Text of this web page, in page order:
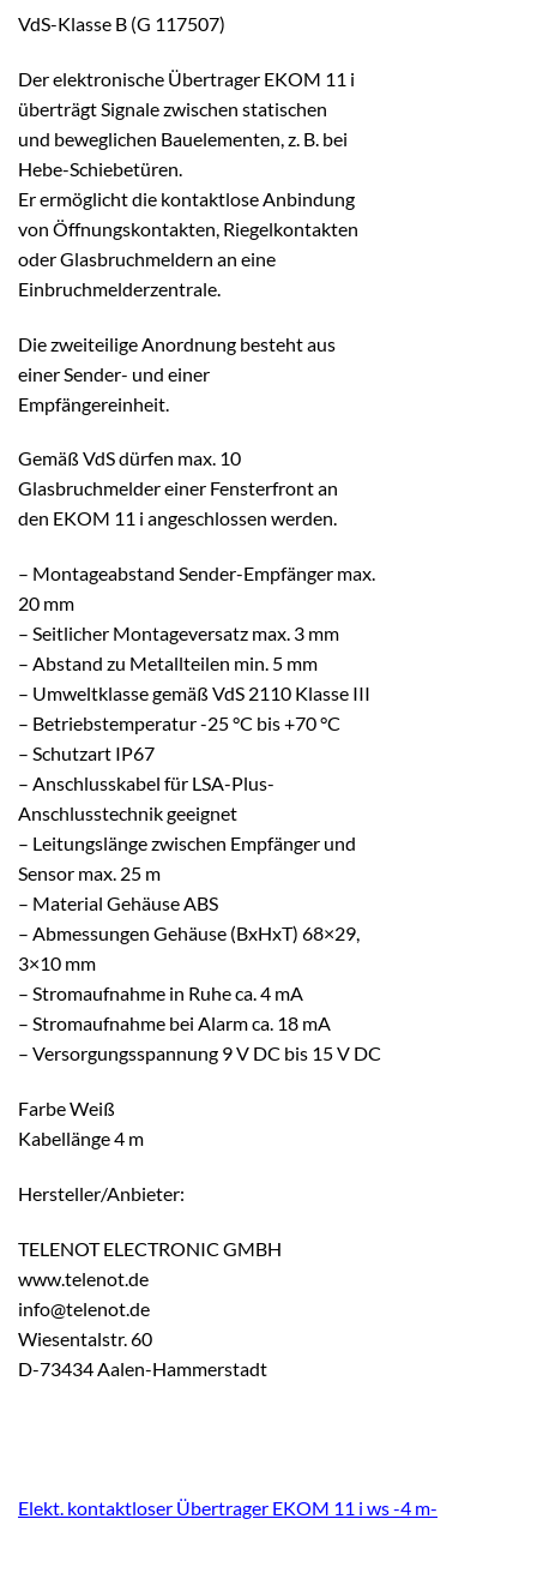
VdS-Klasse B (G 117507)
Der elektronische Übertrager EKOM 11 i
überträgt Signale zwischen statischen
und beweglichen Bauelementen, z. B. bei
Hebe-Schiebetüren.
Er ermöglicht die kontaktlose Anbindung
von Öffnungskontakten, Riegelkontakten
oder Glasbruchmeldern an eine
Einbruchmelderzentrale.
Die zweiteilige Anordnung besteht aus
einer Sender- und einer
Empfängereinheit.
Gemäß VdS dürfen max. 10
Glasbruchmelder einer Fensterfront an
den EKOM 11 i angeschlossen werden.
– Montageabstand Sender-Empfänger max.
20 mm
– Seitlicher Montageversatz max. 3 mm
– Abstand zu Metallteilen min. 5 mm
– Umweltklasse gemäß VdS 2110 Klasse III
– Betriebstemperatur -25 °C bis +70 °C
– Schutzart IP67
– Anschlusskabel für LSA-Plus-
Anschlusstechnik geeignet
– Leitungslänge zwischen Empfänger und
Sensor max. 25 m
– Material Gehäuse ABS
– Abmessungen Gehäuse (BxHxT) 68×29,
3×10 mm
– Stromaufnahme in Ruhe ca. 4 mA
– Stromaufnahme bei Alarm ca. 18 mA
– Versorgungsspannung 9 V DC bis 15 V DC
Farbe Weiß
Kabellänge 4 m
Hersteller/Anbieter:
TELENOT ELECTRONIC GMBH
www.telenot.de
info@telenot.de
Wiesentalstr. 60
D-73434 Aalen-Hammerstadt
Elekt. kontaktloser Übertrager EKOM 11 i ws -4 m-